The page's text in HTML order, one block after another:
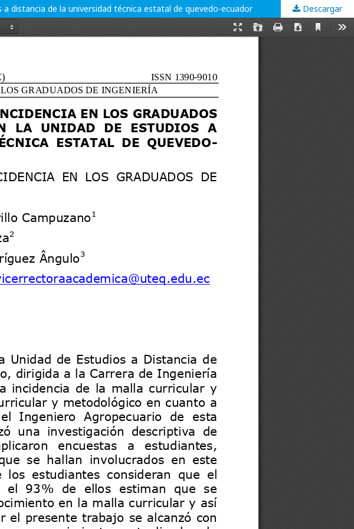
distancia de la universidad técnica estatal de quevedo-ecuador Descargar